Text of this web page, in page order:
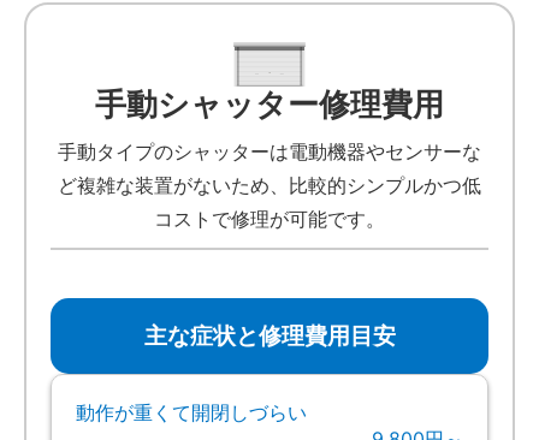
手動シャッター修理費用
手動タイプのシャッターは電動機器やセンサーな
ど複雑な装置がないため、比較的シンプルかつ低
コストで修理が可能です。
主な症状と修理費用目安
動作が重くて開閉しづらい